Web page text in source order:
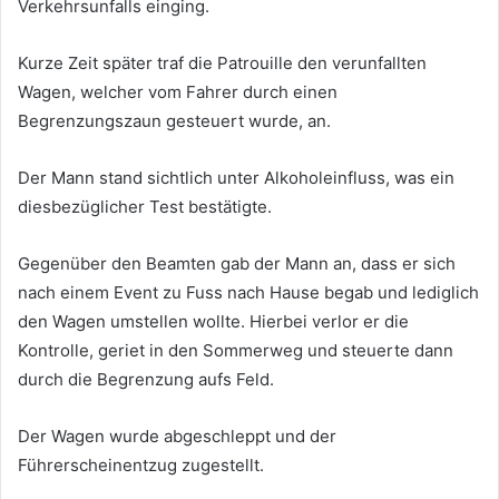
Verkehrsunfalls einging.
Kurze Zeit später traf die Patrouille den verunfallten
Wagen, welcher vom Fahrer durch einen
Begrenzungszaun gesteuert wurde, an.
Der Mann stand sichtlich unter Alkoholeinfluss, was ein
diesbezüglicher Test bestätigte.
Gegenüber den Beamten gab der Mann an, dass er sich
nach einem Event zu Fuss nach Hause begab und lediglich
den Wagen umstellen wollte. Hierbei verlor er die
Kontrolle, geriet in den Sommerweg und steuerte dann
durch die Begrenzung aufs Feld.
Der Wagen wurde abgeschleppt und der
Führerscheinentzug zugestellt.